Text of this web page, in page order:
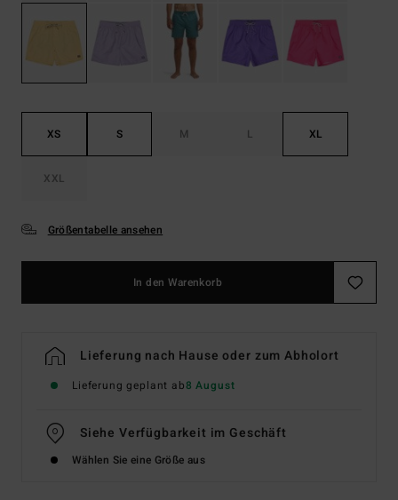
XS S M L XL
XXL
Größentabelle ansehen
In den Warenkorb
Lieferung nach Hause oder zum Abholort
Lieferung geplant ab8 August
Siehe Verfügbarkeit im Geschäft
Wählen Sie eine Größe aus